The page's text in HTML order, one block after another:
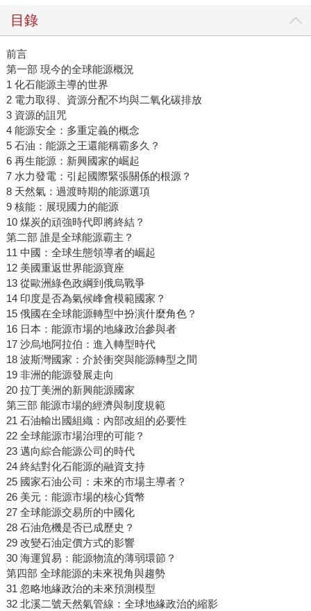
目錄
前言
第一部 現今的全球能源概況
1 化石能源主導的世界
2 電力取得、資源分配不均與二氧化碳排放
3 資源的詛咒
4 能源安全：多重定義的概念
5 石油：能源之王還能稱霸多久？
6 再生能源：新興國家的崛起
7 水力發電：引起國際緊張關係的根源？
8 天然氣：過渡時期的能源選項
9 核能：展現國力的能源
10 煤炭的頑強時代即將終結？
第二部 誰是全球能源霸主？
11 中國：全球生態領導者的崛起
12 美國重返世界能源寶座
13 從歐洲綠色政綱到俄烏戰爭
14 印度是否為氣候峰會模範國家？
15 俄國在全球能源轉型中扮演什麼角色？
16 日本：能源市場的地緣政治參與者
17 沙烏地阿拉伯：進入轉型時代
18 波斯灣國家：介於衝突與能源轉型之間
19 非洲的能源發展走向
20 拉丁美洲的新興能源國家
第三部 能源市場的經濟與制度規範
21 石油輸出國組織：內部改組的必要性
22 全球能源市場治理的可能？
23 邁向綜合能源公司的時代
24 終結對化石能源的融資支持
25 國家石油公司：未來的市場主導者？
26 美元：能源市場的核心貨幣
27 全球能源交易所的中國化
28 石油危機是否已成歷史？
29 改變石油定價方式的影響
30 海運貿易：能源物流的薄弱環節？
第四部 全球能源的未來視角與趨勢
31 忽略地緣政治的未來預測模型
32 北溪二號天然氣管線：全球地緣政治的縮影